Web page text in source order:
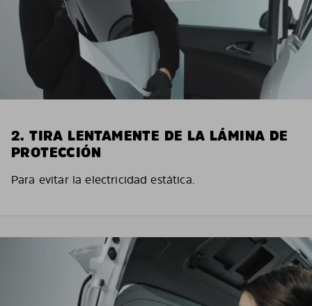
2. TIRA LENTAMENTE DE LA LÁMINA DE
PROTECCIÓN
Para evitar la electricidad estática.